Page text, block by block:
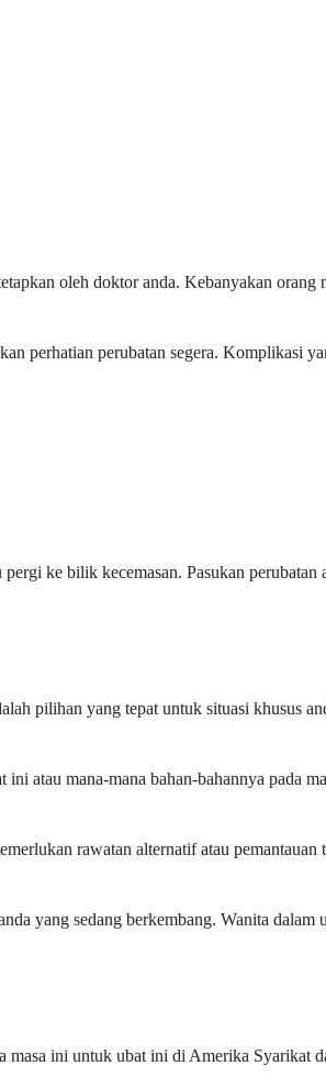
oleh doktor anda. Kebanyakan orang
perhatian perubatan segera. Komplikasi
ke bilik kecemasan. Pasukan
pilihan yang tepat untuk situasi khusus
atau mana-mana bahan-bahannya pada
rawatan alternatif atau pemantauan
yang sedang berkembang. Wanita dalam
masa ini untuk ubat ini di Amerika Syarikat